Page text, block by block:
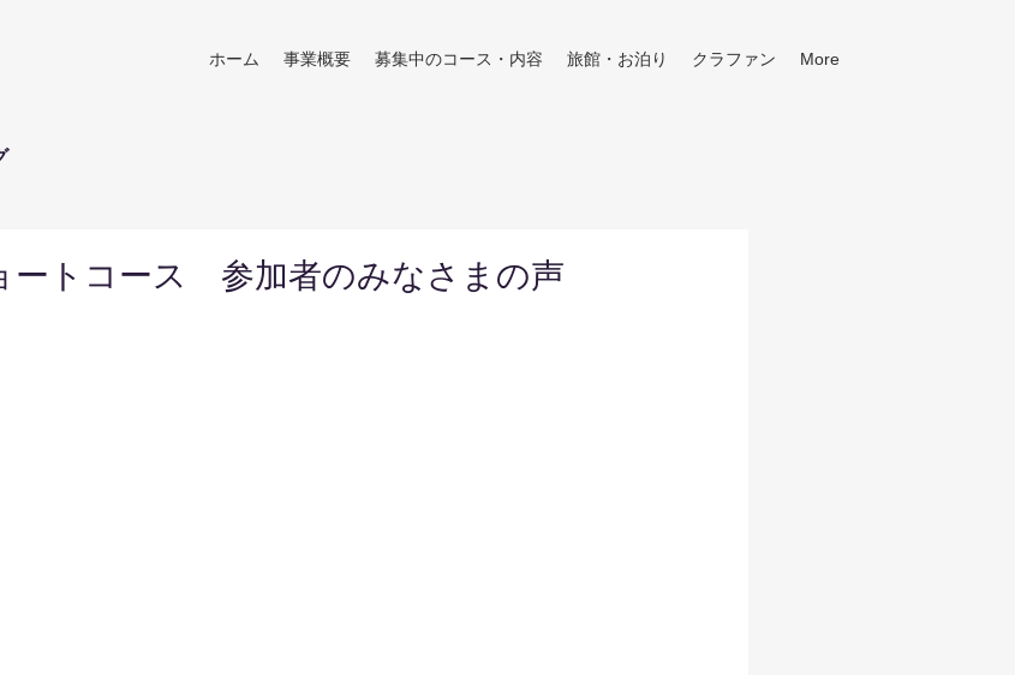
ホーム 事業概要 募集中のコース・内容 旅館・お泊り クラファン More
ートコース 参加者のみなさまの声